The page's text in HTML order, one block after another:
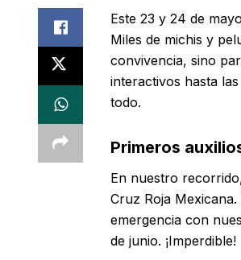
Este 23 y 24 de
Miles de michis y
convivencia, sino
interactivos hasta
todo.
Primeros
En nuestro
Cruz Roja
emergencia con
de junio. ¡Imperdible!